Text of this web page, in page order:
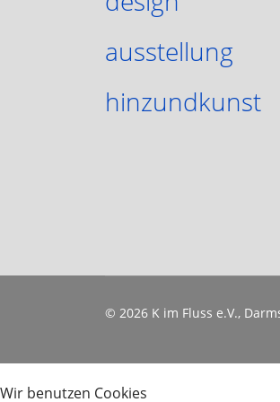
ausstellung
hinzundkunst
© 2026 K im Fluss e.V.,
Wir benutzen Cookies